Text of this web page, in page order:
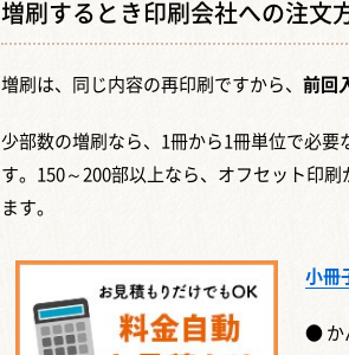
増刷するとき印刷会社への注文
増刷は、同じ内容の再印刷ですから、 前回
少部数の増刷なら、1冊から1冊単位で必要
す。150～200部以上なら、オフセット印
ます。
小冊
● か